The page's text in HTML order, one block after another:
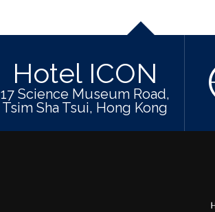
Hotel ICON
17 Science Museum Road,
Tsim Sha Tsui, Hong Kong